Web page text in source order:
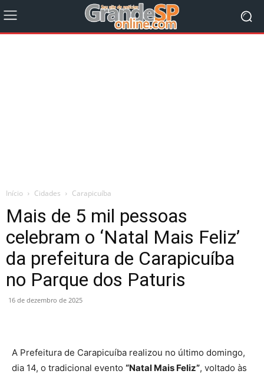
Início Cidades Carapicuíba
Mais de 5 mil pessoas
celebram o ‘Natal Mais Feliz’
da prefeitura de Carapicuíba
no Parque dos Paturis
16 de dezembro de 2025
A Prefeitura de Carapicuíba realizou no último domingo,
dia 14, o tradicional evento “Natal Mais Feliz”, voltado às